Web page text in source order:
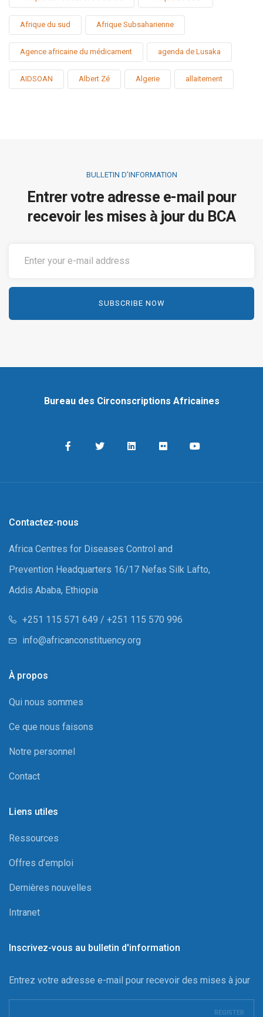
Afrique du sud Afrique Subsaharienne
Agence africaine du médicament agenda de Lusaka
AIDSOAN Albert Zé Algerie allaitement
BULLETIN D’INFORMATION
Entrer votre adresse e-mail pour
recevoir les mises à jour du BCA
Bureau des Circonscriptions Africaines
Contactez-nous
Africa Centres for Diseases Control and
Prevention Headquarters 16/17 Nefas Silk Lafto,
Addis Ababa, Ethiopia
+251 115 571 649 / +251 115 570 996
info@africanconstituency.org
À propos
Qui nous sommes
Ce que nous faisons
Notre personnel
Contact
Liens utiles
Ressources
Offres d’emploi
Dernières nouvelles
Intranet
Inscrivez-vous au bulletin d'information
Entrez votre adresse e-mail pour recevoir des mises à jour